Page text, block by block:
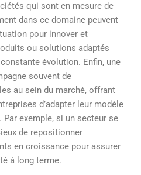
qui sont en mesure de
dans ce domaine peuvent
pour innover et
ou solutions adaptés
évolution. Enfin, une
souvent de
au sein du marché, offrant
d’adapter leur modèle
Par exemple, si un secteur se
de repositionner
en croissance pour assurer
à long terme.